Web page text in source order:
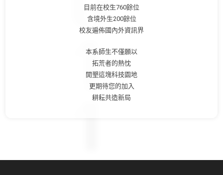
目前在校生760餘位
含境外生200餘位
校友遍佈國內外資訊界
本系師生不僅願以
拓荒者的熱忱
開墾這塊科技園地
更期待您的加入
耕耘共造新局